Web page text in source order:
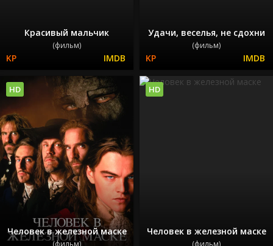
Красивый мальчик
(фильм)
Удачи, веселья, не сдохни
(фильм)
Человек в железной маске
(фильм)
HD
Человек в железной маске
(фильм)
HD